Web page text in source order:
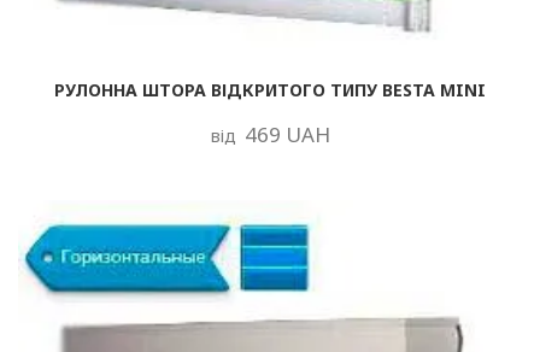
РУЛОННА ШТОРА ВІДКРИТОГО ТИПУ BESTA MINI
від 469 UAH